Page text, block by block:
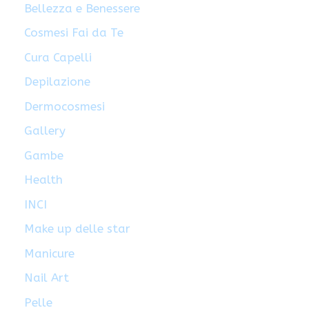
Bellezza e Benessere
Cosmesi Fai da Te
Cura Capelli
Depilazione
Dermocosmesi
Gallery
Gambe
Health
INCI
Make up delle star
Manicure
Nail Art
Pelle